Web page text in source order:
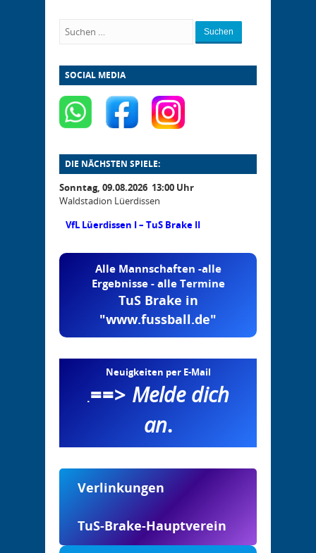
Suchen
SOCIAL MEDIA
DIE NÄCHSTEN SPIELE:
Sonntag, 09.08.2026 13:00 Uhr
Waldstadion Lüerdissen
VfL Lüerdissen I – TuS Brake II
Alle Mannschaften -alle
Ergebnisse - alle Termine
TuS Brake in
"www.fussball.de"
Neuigkeiten per E-Mail
.==> Melde dich
an.
Verlinkungen
TuS-Brake-Hauptverein